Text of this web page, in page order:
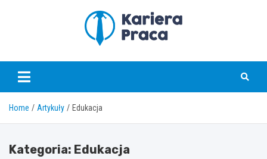
karierapraca.pl
Home Artykuły Edukacja
Kategoria: Edukacja